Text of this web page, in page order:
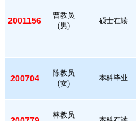
2001156
曹教员
(男)
硕士在读
200704
陈教员
(女)
本科毕业
林教员